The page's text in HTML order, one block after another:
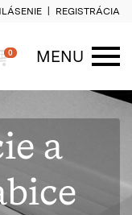
REGISTRÁCIA
Košík
0
MENU
a